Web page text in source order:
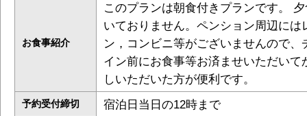
お食事紹介
このプランは朝食付きプランです。
いておりません。ペンション周辺には
ン，コンビニ等がございませんので、
イン前にお食事等お済ませいただいて
しいただいた方が便利です。
予約受付締切 宿泊日当日の12時まで